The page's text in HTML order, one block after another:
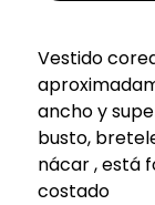
Vestido
ancho y
busto,
nácar , está
costado